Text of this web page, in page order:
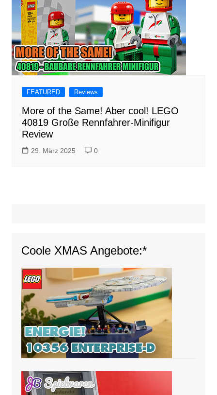
FEATURED Reviews
More of the Same! Aber cool! LEGO
40819 Große Rennfahrer-Minifigur
Review
29. März 2025 0
Coole XMAS Angebote:*